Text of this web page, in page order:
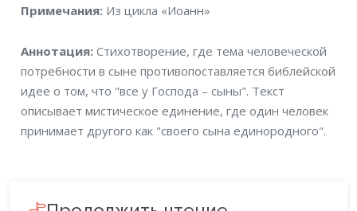
Примечания
Примечания: Из цикла «Иоанн»
Аннотация
Аннотация:Стихотворение, где тема человеческой
потребности в сыне противопоставляется библейской
идее о том, что "все у Господа – сыны". Текст
описывает мистическое единение, где один человек
принимает другого как "своего сына единородного".